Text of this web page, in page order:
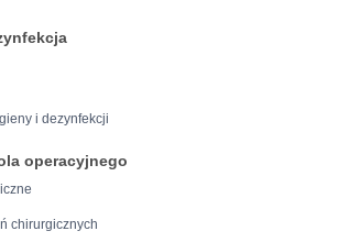
i dezynfekcji
operacyjnego
chirurgicznych